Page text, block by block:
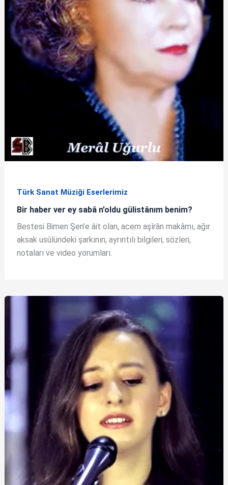
Türk Sanat Müziği Eserlerimiz
Bir haber ver ey sabâ n’oldu gülistânım benim?
Bestesi Bimen Şen’e âit olan, acem aşîrân makâmı, ağır
aksak usûlündeki şarkının; ayrıntılı bilgileri, sözleri,
notaları ve video yorumları.